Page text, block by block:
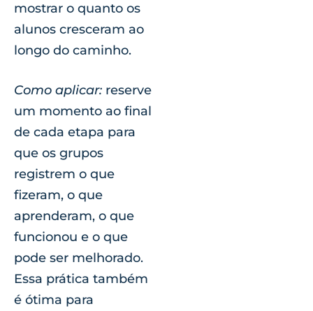
mostrar o quanto os
alunos cresceram ao
longo do caminho.
Como aplicar: reserve
um momento ao final
de cada etapa para
que os grupos
registrem o que
fizeram, o que
aprenderam, o que
funcionou e o que
pode ser melhorado.
Essa prática também
é ótima para